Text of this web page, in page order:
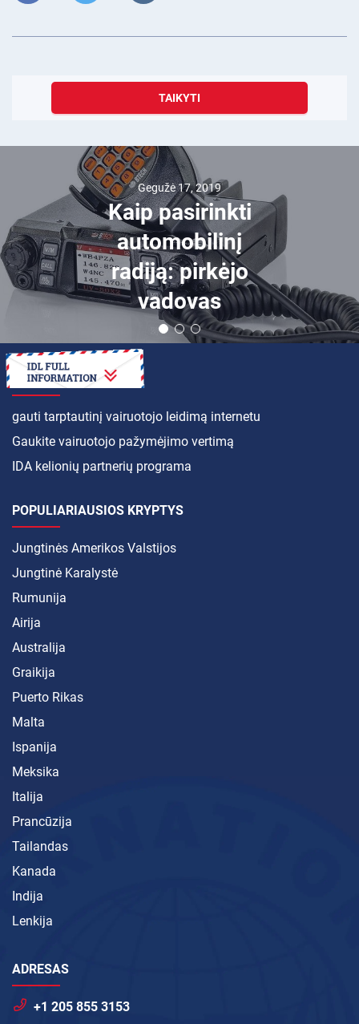
TAIKYTI
Gegužė 17, 2019
Kaip pasirinkti
automobilinį
radiją: pirkėjo
vadovas
KAIP
gauti tarptautinį vairuotojo leidimą internetu
Gaukite vairuotojo pažymėjimo vertimą
IDA kelionių partnerių programa
POPULIARIAUSIOS KRYPTYS
Jungtinės Amerikos Valstijos
Jungtinė Karalystė
Rumunija
Airija
Australija
Graikija
Puerto Rikas
Malta
Ispanija
Meksika
Italija
Prancūzija
Tailandas
Kanada
Indija
Lenkija
ADRESAS
+1 205 855 3153